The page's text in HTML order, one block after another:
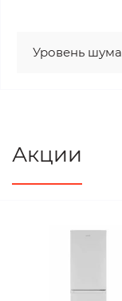
Уровень шума
Акции